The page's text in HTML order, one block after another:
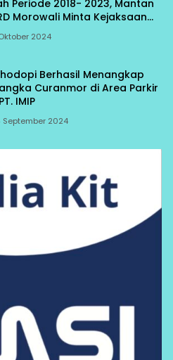
Periode 2018- 2023, Mantan
Morowali Minta Kejaksaan
2024
Berhasil Menangkap
Curanmor di Area Parkir
IMIP
September 2024